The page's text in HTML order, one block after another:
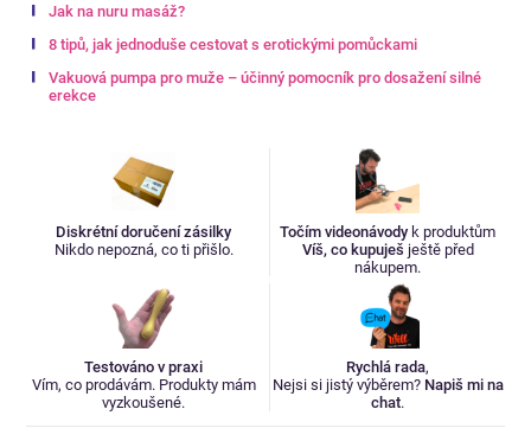
Jak na nuru masáž?
8 tipů, jak jednoduše cestovat s erotickými pomůckami
Vakuová pumpa pro muže – účinný pomocník pro dosažení silné
erekce
Diskrétní doručení zásilky
Nikdo nepozná, co ti přišlo.
Točím videonávody k produktům
Víš, co kupuješ ještě před
nákupem.
Testováno v praxi
Vím, co prodávám. Produkty mám
vyzkoušené.
Rychlá rada,
Nejsi si jistý výběrem? Napiš mi na
chat.